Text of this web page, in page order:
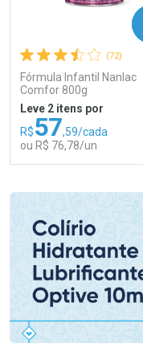
(72)
Fórmula Infantil Nanlac
Comfor 800g
Leve 2 itens por
R$57,59/cada
ou R$ 76,78/un
COMPRAR